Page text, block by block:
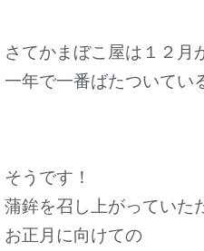
さてかまぼこ屋は１２月
一年で一番ばたついてい
そうです！
蒲鉾を召し上がっていた
お正月に向けての